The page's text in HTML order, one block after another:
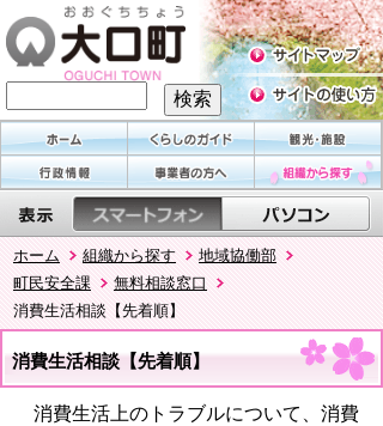
ホーム 組織から探す
地域協働部
町民安全課
無料相談窓口
消費生活相談【先着順】
消費生活相談【先着順】
消費生活上のトラブルについて、消費